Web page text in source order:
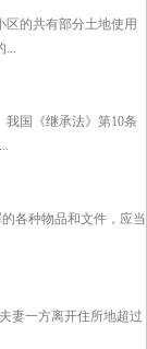
的共有部分土地使用
...
国《继承法》第10条
各种物品和文件，应当
妻一方离开住所地超过